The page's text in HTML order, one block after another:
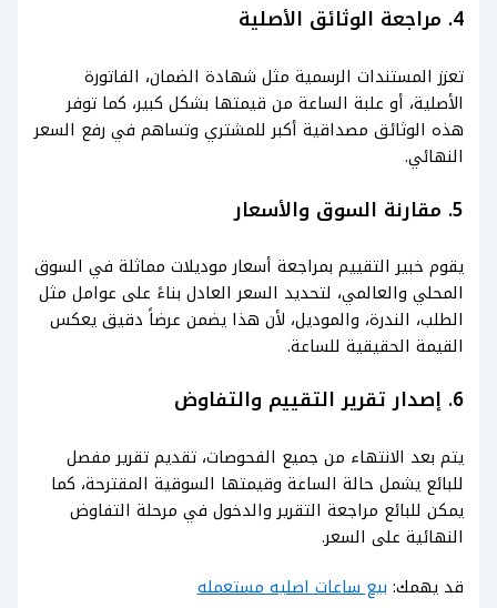
4. مراجعة الوثائق الأصلية
تعزز المستندات الرسمية مثل شهادة الضمان، الفاتورة
الأصلية، أو علبة الساعة من قيمتها بشكل كبير، كما توفر
هذه الوثائق مصداقية أكبر للمشتري وتساهم في رفع السعر
النهائي.
5. مقارنة السوق والأسعار
يقوم خبير التقييم بمراجعة أسعار موديلات مماثلة في السوق
المحلي والعالمي، لتحديد السعر العادل بناءً على عوامل مثل
الطلب، الندرة، والموديل، لأن هذا يضمن عرضاً دقيق يعكس
القيمة الحقيقية للساعة.
6. إصدار تقرير التقييم والتفاوض
يتم بعد الانتهاء من جميع الفحوصات، تقديم تقرير مفصل
للبائع يشمل حالة الساعة وقيمتها السوقية المقترحة، كما
يمكن للبائع مراجعة التقرير والدخول في مرحلة التفاوض
النهائية على السعر.
قد يهمك: بيع ساعات اصليه مستعمله